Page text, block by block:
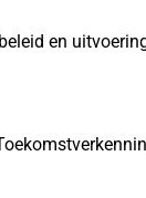
en